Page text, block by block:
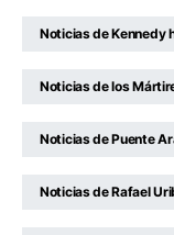
Noticias de Kennedy
Noticias de los
Noticias de Puente
Noticias de Rafael